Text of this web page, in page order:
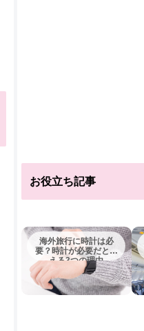
お役立ち記事
海外旅行に時計は必
要？時計が必要だとい
える3つの理由